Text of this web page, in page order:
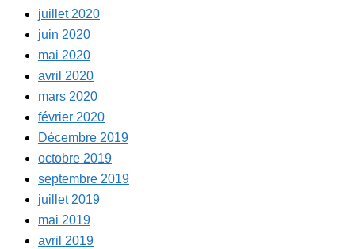
juillet 2020
juin 2020
mai 2020
avril 2020
mars 2020
février 2020
Décembre 2019
octobre 2019
septembre 2019
juillet 2019
mai 2019
avril 2019